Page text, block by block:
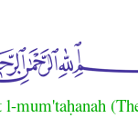
l-mum'taḥanah